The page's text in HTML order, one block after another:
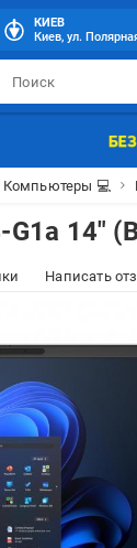
КИЕВ
Киев, ул.
Компьютеры 💻
14"
Написать